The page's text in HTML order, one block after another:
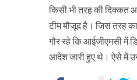
किसी भी तरह की दिक्कत
टीम मौजूद है। जिस तरह
गौर रहे कि आईजीएमसी में
आदेश जारी हुए थे। ऐसे में